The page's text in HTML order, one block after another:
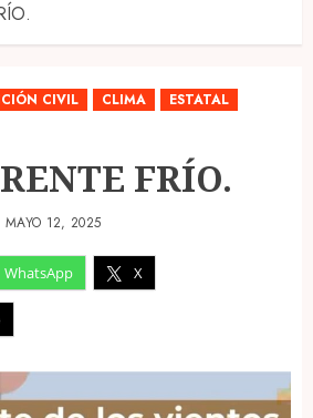
CIVIL CLIMA
ESTATAL
FRÍO.
WhatsApp X
MAYO 12, 2025